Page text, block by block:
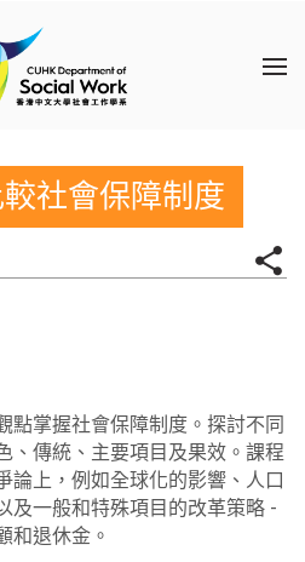
社會保障制度
點掌握社會保障制度。探討不同
、傳統、主要項目及果效。課程
論上，例如全球化的影響、人口
及一般和特殊項目的改革策略 -
和退休金。